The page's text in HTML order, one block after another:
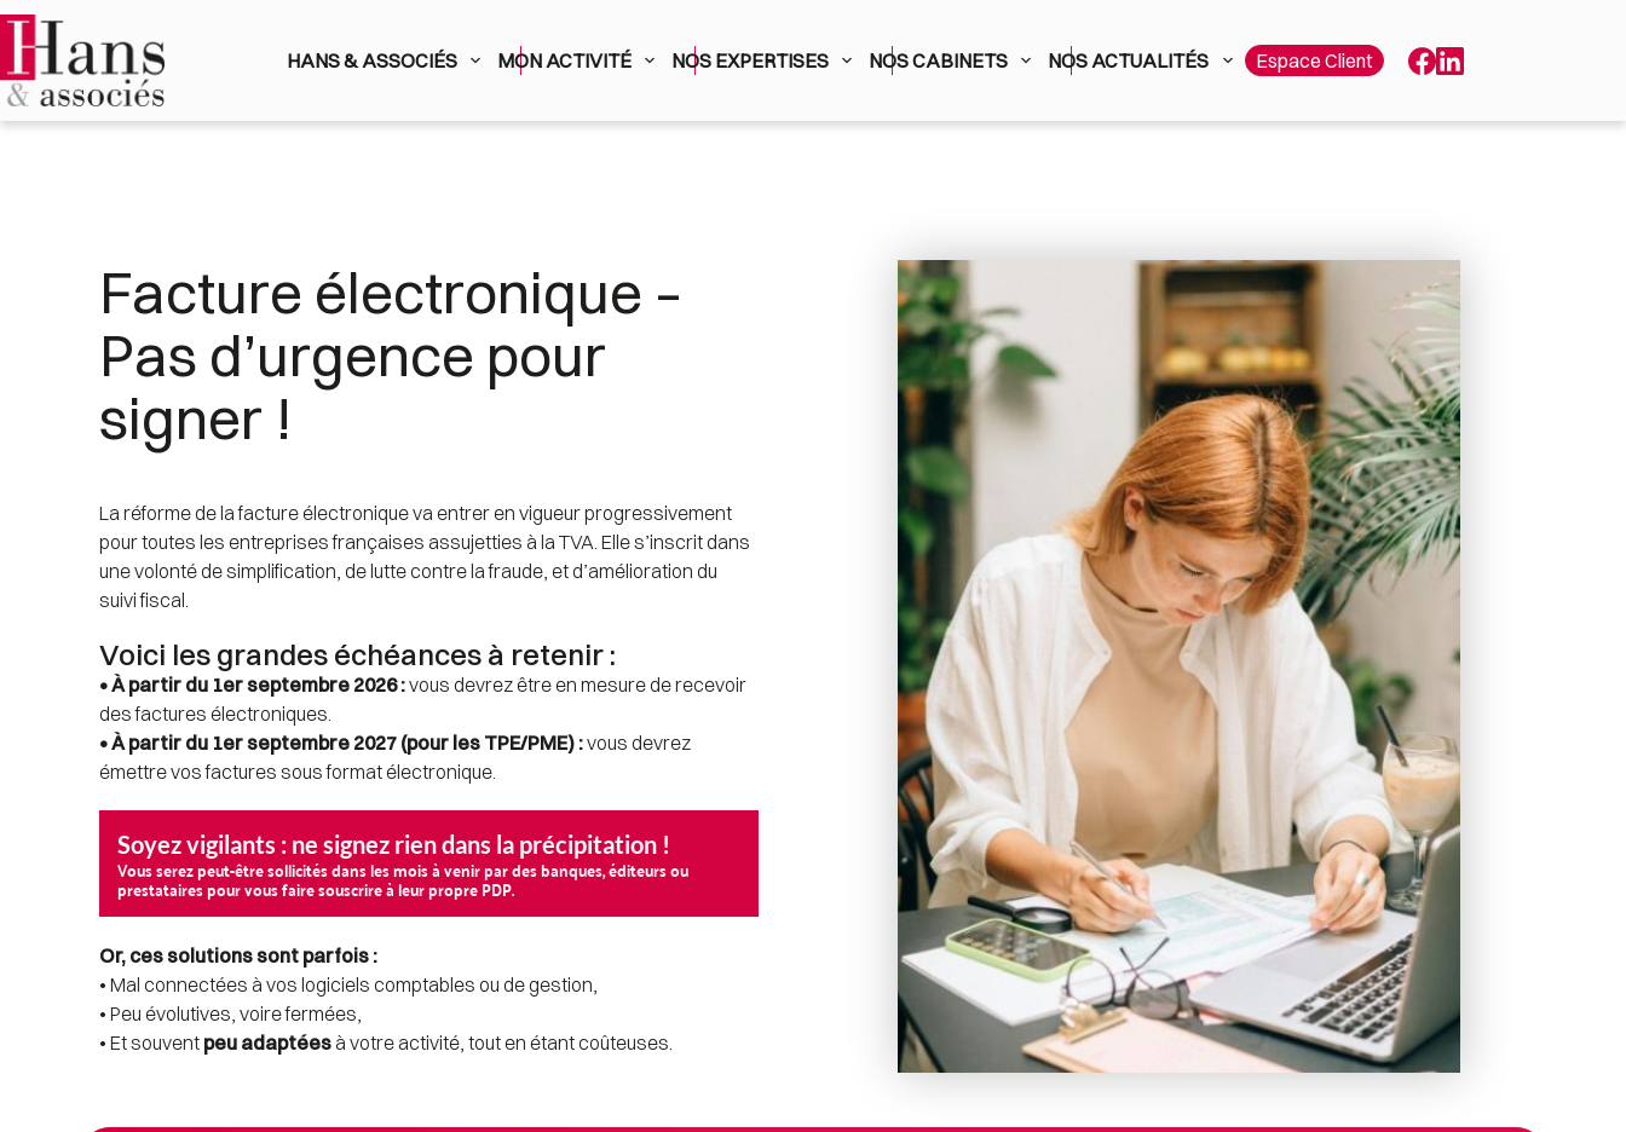
contenu
HANS & ASSOCIÉS MON ACTIVITÉ NOS EXPERTISES NOS CABINETS NOS ACTUALITÉS Espace Client
Facture électronique –
Pas d’urgence pour
signer !
La réforme de la facture électronique va entrer en vigueur progressivement
pour toutes les entreprises françaises assujetties à la TVA. Elle s’inscrit dans
une volonté de simplification, de lutte contre la fraude, et d’amélioration du
suivi fiscal.
Voici les grandes échéances à retenir :
• À partir du 1er septembre 2026 : vous devrez être en mesure de recevoir
des factures électroniques.
• À partir du 1er septembre 2027 (pour les TPE/PME) : vous devrez
émettre vos factures sous format électronique.
Soyez vigilants : ne signez rien dans la précipitation !
Vous serez peut-être sollicités dans les mois à venir par des banques, éditeurs ou
prestataires pour vous faire souscrire à leur propre PDP.
Or, ces solutions sont parfois :
• Mal connectées à vos logiciels comptables ou de gestion,
• Peu évolutives, voire fermées,
• Et souvent peu adaptées à votre activité, tout en étant coûteuses.